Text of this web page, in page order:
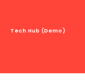
Tech Hub (Demo)